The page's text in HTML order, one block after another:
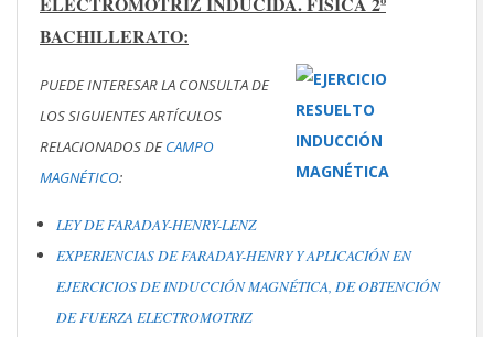
BACHILLERATO:
PUEDE INTERESAR LA CONSULTA DE
LOS SIGUIENTES ARTÍCULOS
RELACIONADOS DECAMPO
MAGNÉTICO:
LEY DE FARADAY-HENRY-LENZ
EXPERIENCIAS DE FARADAY-HENRY Y APLICACIÓN EN
EJERCICIOS DE INDUCCIÓN MAGNÉTICA, DE OBTENCIÓN
DE FUERZA ELECTROMOTRIZ